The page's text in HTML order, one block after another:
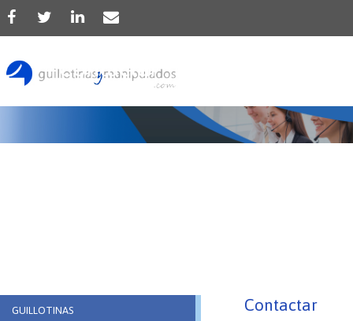
Contactar
GUILLOTINAS Contactar